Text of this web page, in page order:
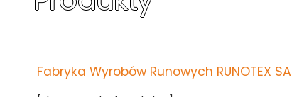
Fabryka Wyrobów Runowych RUNOTEX SA